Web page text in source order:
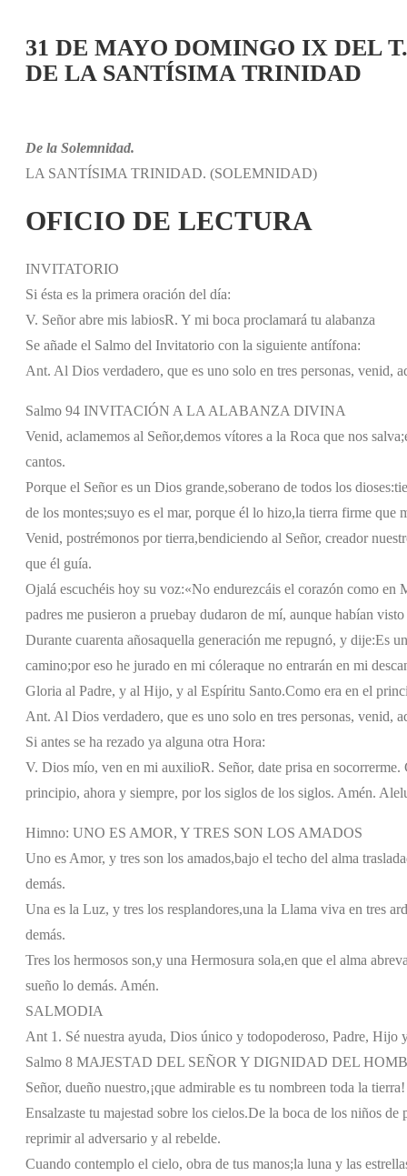
31 DE MAYO DOMINGO IX DEL
DE LA SANTÍSIMA TRINIDAD
De la Solemnidad.
LA SANTÍSIMA TRINIDAD. (SOLEMNIDAD)
OFICIO DE LECTURA
INVITATORIO
Si ésta es la primera oración del día:
V. Señor abre mis labiosR. Y mi boca proclamará tu alabanza
Se añade el Salmo del Invitatorio con la siguiente antífona:
Ant. Al Dios verdadero, que es uno solo en tres personas, venid,
Salmo 94 INVITACIÓN A LA ALABANZA DIVINA
Venid, aclamemos al Señor,demos vítores a la Roca que nos salva;
cantos.
Porque el Señor es un Dios grande,soberano de todos los dioses:
de los montes;suyo es el mar, porque él lo hizo,la tierra firme que
Venid, postrémonos por tierra,bendiciendo al Señor, creador
que él guía.
Ojalá escuchéis hoy su voz:«No endurezcáis el corazón como en
padres me pusieron a pruebay dudaron de mí, aunque habían visto
Durante cuarenta añosaquella generación me repugnó, y dije:Es
camino;por eso he jurado en mi cóleraque no entrarán en mi
Gloria al Padre, y al Hijo, y al Espíritu Santo.Como era en el
Ant. Al Dios verdadero, que es uno solo en tres personas, venid,
Si antes se ha rezado ya alguna otra Hora:
V. Dios mío, ven en mi auxilioR. Señor, date prisa en
principio, ahora y siempre, por los siglos de los siglos. Amén.
Himno: UNO ES AMOR, Y TRES SON LOS AMADOS
Uno es Amor, y tres son los amados,bajo el techo del alma
demás.
Una es la Luz, y tres los resplandores,una la Llama viva en tres
demás.
Tres los hermosos son,y una Hermosura sola,en que el alma
sueño lo demás. Amén.
SALMODIA
Ant 1. Sé nuestra ayuda, Dios único y todopoderoso, Padre, Hijo
Salmo 8 MAJESTAD DEL SEÑOR Y DIGNIDAD DEL
Señor, dueño nuestro,¡que admirable es tu nombreen toda la tierra!
Ensalzaste tu majestad sobre los cielos.De la boca de los niños de
reprimir al adversario y al rebelde.
Cuando contemplo el cielo, obra de tus manos;la luna y las